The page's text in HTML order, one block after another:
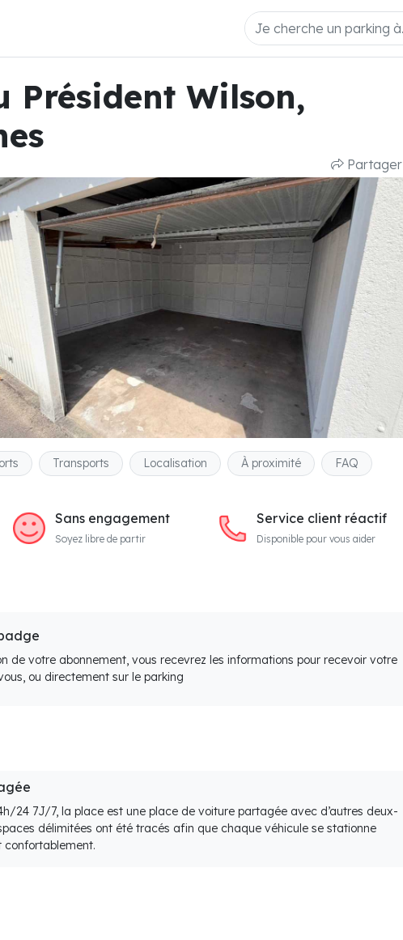
Président Wilson,
Partager
Transports Localisation À proximité FAQ
Sans engagement
Soyez libre de partir
Service client réactif
Disponible pour vous aider
de votre abonnement, vous recevrez les informations pour recevoir votre
ou directement sur le parking
24 7J/7, la place est une place de voiture partagée avec d’autres deux-
délimitées ont été tracés afin que chaque véhicule se stationne